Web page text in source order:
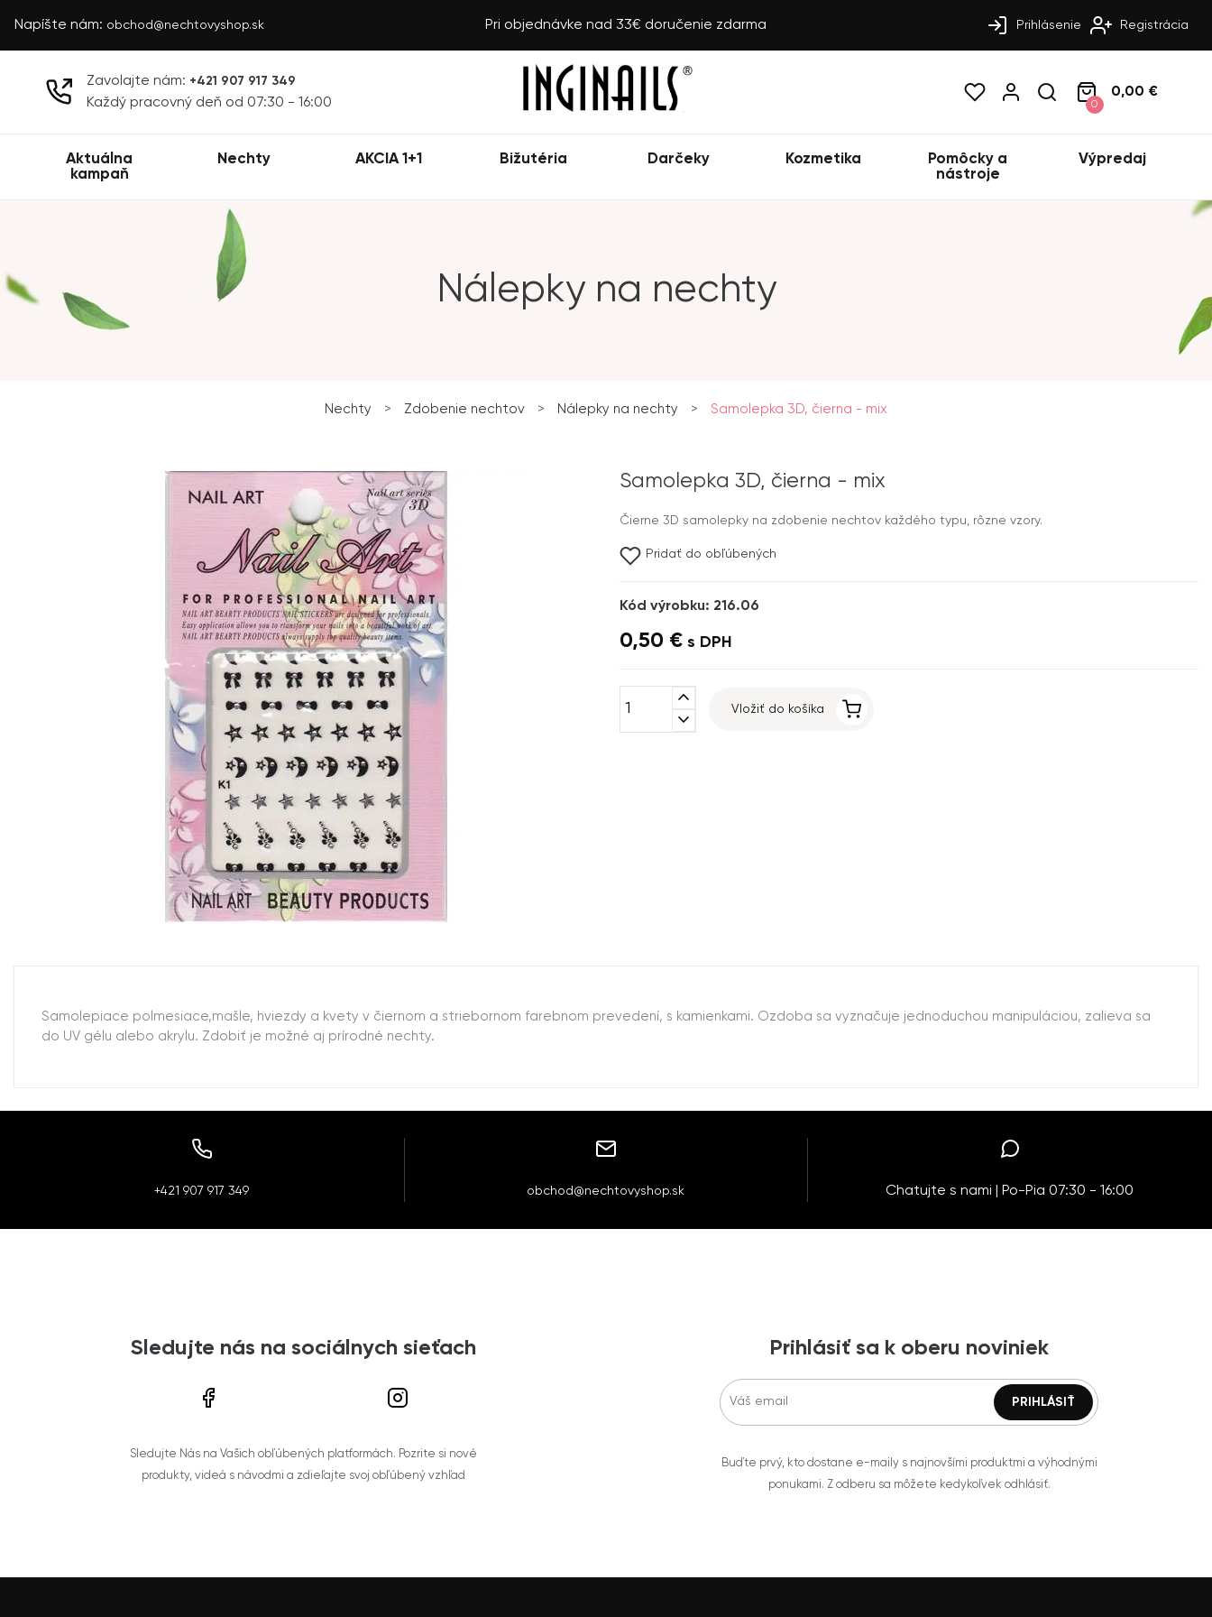
Napíšte nám: obchod@nechtovyshop.sk Pri objednávke nad 33€ doručenie zdarma Prihlásenie Registrácia
Zavolajte nám: +421 907 917 349
Každý pracovný deň od 07:30 - 16:00 0
0,00 €
Aktuálna
kampaň
Nechty AKCIA 1+1 Bižutéria Darčeky Kozmetika
Pomôcky a
nástroje
Výpredaj
Nálepky na nechty
Nechty > Zdobenie nechtov > Nálepky na nechty > Samolepka 3D, čierna - mix
Samolepka 3D, čierna - mix
Čierne 3D samolepky na zdobenie nechtov každého typu, rôzne vzory.
Pridať do obľúbených
Kód výrobku: 216.06
0,50 € s DPH
expand_less
expand_more
Vložiť do košíka
Samolepiace polmesiace,mašle, hviezdy a kvety v čiernom a striebornom farebnom prevedení, s kamienkami. Ozdoba sa vyznačuje jednoduchou manipuláciou, zalieva sa
do UV gélu alebo akrylu. Zdobiť je možné aj prírodné nechty.
+421 907 917 349 obchod@nechtovyshop.sk Chatujte s nami | Po-Pia 07:30 - 16:00
Sledujte nás na sociálnych sieťach
Sledujte Nás na Vašich obľúbených platformách. Pozrite si nové
produkty, videá s návodmi a zdieľajte svoj obľúbený vzhľad
Prihlásiť sa k oberu noviniek
Buďte prvý, kto dostane e-maily s najnovšími produktmi a výhodnými
ponukami. Z odberu sa môžete kedykoľvek odhlásiť.